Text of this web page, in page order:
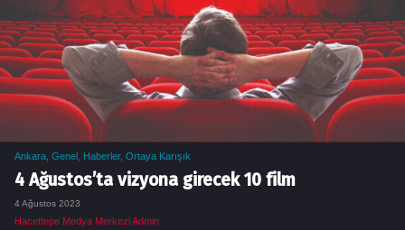
Ankara Genel Haberler, Ortaya Karışık
4 Ağustos’ta vizyona girecek 10 film
4 Ağustos 2023
Hacettepe Medya Merkezi Admin